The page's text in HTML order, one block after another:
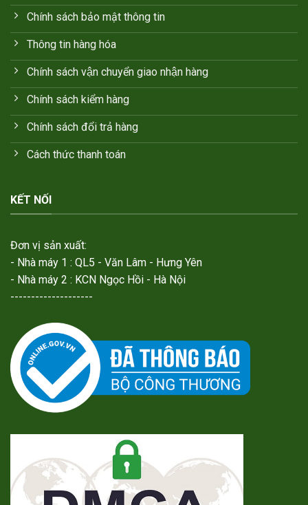
Chính sách bảo mật thông tin
Thông tin hàng hóa
Chính sách vận chuyển giao nhận hàng
Chính sách kiểm hàng
Chính sách đổi trả hàng
Cách thức thanh toán
KẾT NỐI
Đơn vị sản xuất:
- Nhà máy 1 : QL5 - Văn Lâm - Hưng Yên
- Nhà máy 2 : KCN Ngọc Hồi - Hà Nội
--------------------